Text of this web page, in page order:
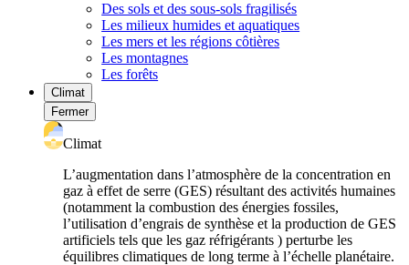
Des sols et des sous-sols fragilisés
Les milieux humides et aquatiques
Les mers et les régions côtières
Les montagnes
Les forêts
Climat
Fermer
Climat
L’augmentation dans l’atmosphère de la concentration en
gaz à effet de serre (GES) résultant des activités humaines
(notamment la combustion des énergies fossiles,
l’utilisation d’engrais de synthèse et la production de GES
artificiels tels que les gaz réfrigérants ) perturbe les
équilibres climatiques de long terme à l’échelle planétaire.